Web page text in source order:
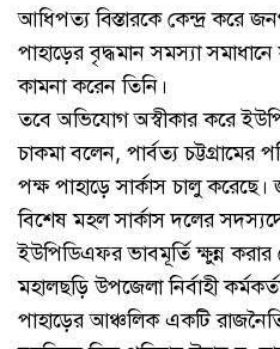
আধিপত্য বিস্তারকে কেন্দ্র করে
পাহাড়ের বৃদ্ধমান সমস্যা
কামনা করেন তিনি।
তবে অভিযোগ অস্বীকার করে
চাকমা বলেন, পার্বত্য চট্টগ্রামের
পক্ষ পাহাড়ে সার্কাস চালু করেছে।
বিশেষ মহল সার্কাস দলের
ইউপিডিএফর ভাবমূর্তি ক্ষুন্ন করার
মহালছড়ি উপজেলা নির্বাহী
পাহাড়ের আঞ্চলিক একটি